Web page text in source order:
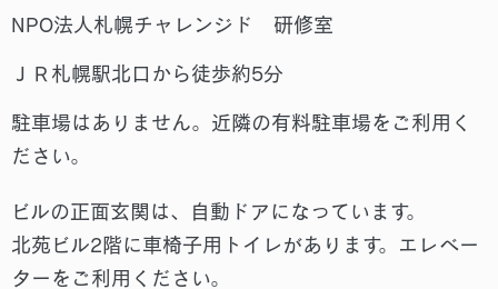
NPO法人札幌チャレンジド 研修室
ＪＲ札幌駅北口から徒歩約5分
駐車場はありません。近隣の有料駐車場をご利用く
ださい。
ビルの正面玄関は、自動ドアになっています。
北苑ビル2階に車椅子用トイレがあります。エレベー
ターをご利用ください。